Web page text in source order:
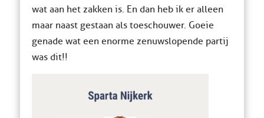
wat aan het zakken is. En dan heb ik er alleen
maar naast gestaan als toeschouwer. Goeie
genade wat een enorme zenuwslopende partij
was dit!!